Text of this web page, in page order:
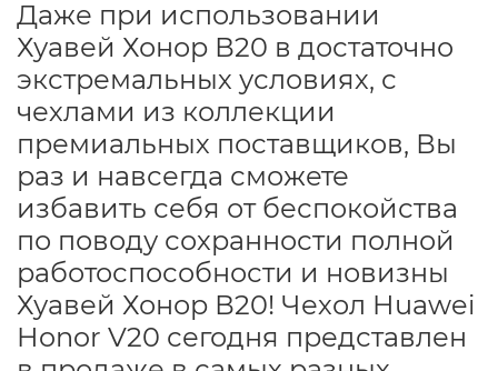
Даже при использовании
Хуавей Хонор В20 в достаточно
экстремальных условиях, с
чехлами из коллекции
премиальных поставщиков, Вы
раз и навсегда сможете
избавить себя от беспокойства
по поводу сохранности полной
работоспособности и новизны
Хуавей Хонор В20! Чехол Huawei
Honor V20 сегодня представлен